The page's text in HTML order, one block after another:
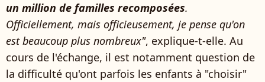
un million de familles recomposées.
Officiellement, mais officieusement, je pense qu'on
est beaucoup plus nombreux", explique-t-elle. Au
cours de l'échange, il est notamment question de
la difficulté qu'ont parfois les enfants à "choisir"